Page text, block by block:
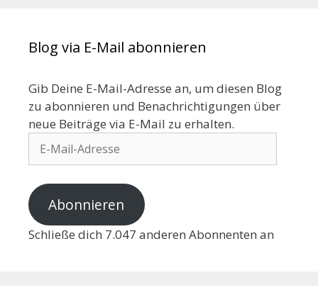
Blog via E-Mail abonnieren
Gib Deine E-Mail-Adresse an, um diesen Blog
zu abonnieren und Benachrichtigungen über
neue Beiträge via E-Mail zu erhalten.
Abonnieren
Schließe dich 7.047 anderen Abonnenten an